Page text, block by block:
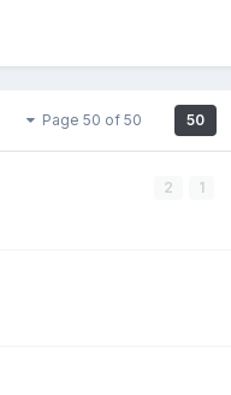
50
Page 50 of 50
1
2